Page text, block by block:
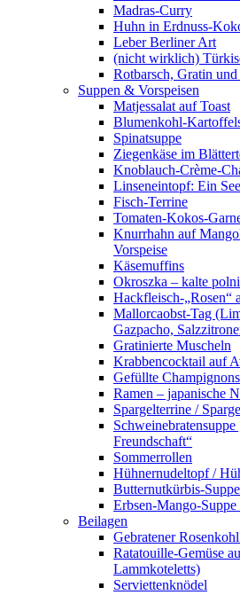
Madras-Curry
Huhn in Erdnuss-
Leber Berliner Art
(nicht wirklich)
Rotbarsch, Gratin und
Suppen & Vorspeisen
Matjessalat auf Toast
Blumenkohl-
Spinatsuppe
Ziegenkäse im
Knoblauch-Crème-
Linseneintopf: Ein
Fisch-Terrine
Tomaten-Kokos-
Knurrhahn auf
Vorspeise
Käsemuffins
Okroszka – kalte
Hackfleisch-„Rosen“
Mallorcaobst-Tag
Gazpacho,
Gratinierte Muscheln
Krabbencocktail auf
Gefüllte Champignons
Ramen – japanische
Spargelterrine /
Schweinebratensuppe
Freundschaft“
Sommerrollen
Hühnernudeltopf /
Butternutkürbis-
Erbsen-Mango-
Beilagen
Gebratener
Ratatouille-Gemüse
Lammkoteletts)
Serviettenknödel